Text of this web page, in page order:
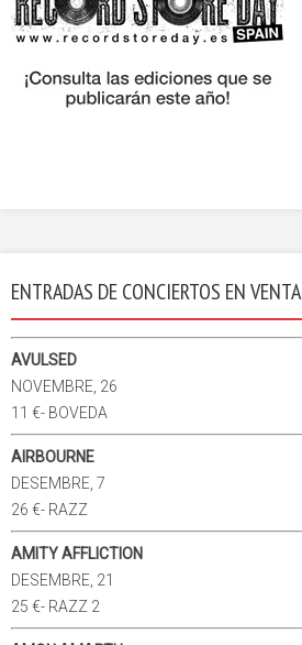
ENTRADAS DE CONCIERTOS EN VENTA
AVULSED
NOVEMBRE, 26
11 €- BOVEDA
AIRBOURNE
DESEMBRE, 7
26 €- RAZZ
AMITY AFFLICTION
DESEMBRE, 21
25 €- RAZZ 2